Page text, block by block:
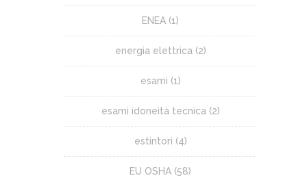
ENEA (1)
energia elettrica (2)
esami (1)
esami idoneità tecnica (2)
estintori (4)
EU OSHA (58)